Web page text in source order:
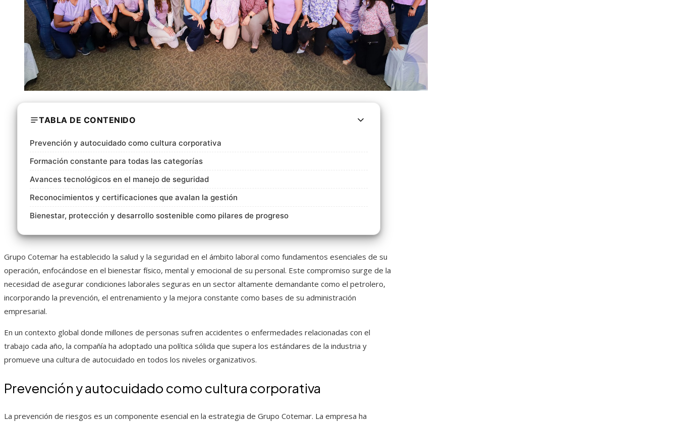
TABLA DE CONTENIDO
Prevención y autocuidado como cultura corporativa
Formación constante para todas las categorías
Avances tecnológicos en el manejo de seguridad
Reconocimientos y certificaciones que avalan la gestión
Bienestar, protección y desarrollo sostenible como pilares de progreso
Grupo Cotemar ha establecido la salud y la seguridad en el ámbito laboral como fundamentos esenciales de su
operación, enfocándose en el bienestar físico, mental y emocional de su personal. Este compromiso surge de la
necesidad de asegurar condiciones laborales seguras en un sector altamente demandante como el petrolero,
incorporando la prevención, el entrenamiento y la mejora constante como bases de su administración
empresarial.
En un contexto global donde millones de personas sufren accidentes o enfermedades relacionadas con el
trabajo cada año, la compañía ha adoptado una política sólida que supera los estándares de la industria y
promueve una cultura de autocuidado en todos los niveles organizativos.
Prevención y autocuidado como cultura corporativa
La prevención de riesgos es un componente esencial en la estrategia de Grupo Cotemar. La empresa ha